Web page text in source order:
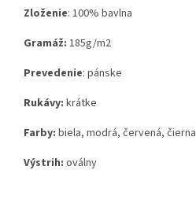
Zloženie: 100% bavlna
Gramáž: 185g/m2
Prevedenie: pánske
Rukávy: krátke
Farby: biela, modrá, červená, čierna
Výstrih: oválny